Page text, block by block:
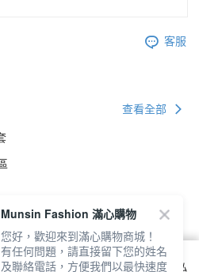
客服
查看全部
站使用 cookie 方式之詳情，及若您不希
電腦的 cookie 設定，請參閱本網站「
隱私
Munsin Fashion 滿心購物
您好，歡迎來到滿心購物商城！
有任何問題，請直接留下您的姓名
及聯絡電話，方便我們以最快速度